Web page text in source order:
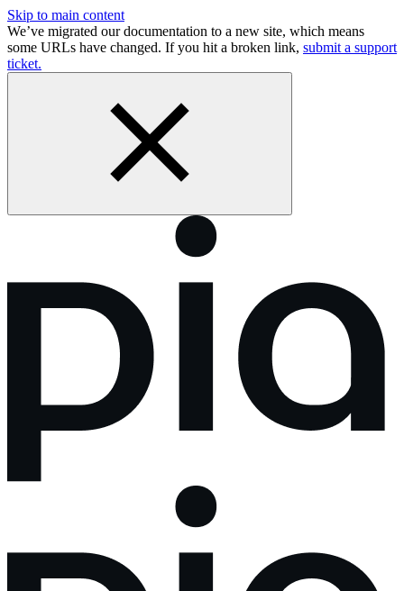
Skip to main content
We’ve migrated our documentation to a new site, which means
some URLs have changed. If you hit a broken link, submit a support
ticket.